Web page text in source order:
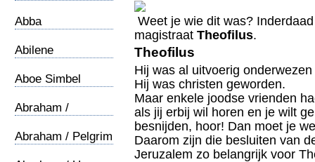
Abba
Abilene
Aboe Simbel
Abraham /
Abraham / Pelgrim
Weet je wie dit was?
magistraat Theofilus.
Theofilus
Hij was al uitvoerig
Hij was christen geworden.
Maar enkele joodse vrienden
als jij erbij wil horen en je wilt
besnijden, hoor! Dan moet je
Daarom zijn die besluiten van
Jeruzalem zo belangrijk voor